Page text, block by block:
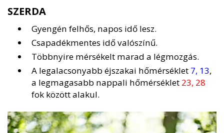
SZERDA
Gyengén felhős, napos idő lesz.
Csapadékmentes idő valószínű.
Többnyire mérsékelt marad a légmozgás.
A legalacsonyabb éjszakai hőmérséklet 7, 13,
a legmagasabb nappali hőmérséklet 23, 28
fok között alakul.